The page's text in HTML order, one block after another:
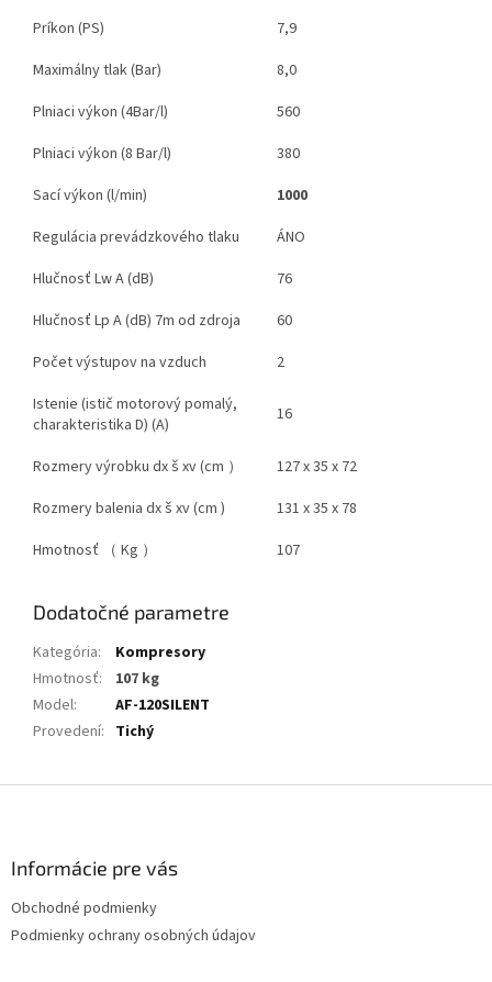
Príkon (PS)
7,9
Maximálny tlak (Bar)
8,0
Plniaci výkon (4Bar/l)
560
Plniaci výkon (8 Bar/l)
380
Sací výkon (l/min)
1000
Regulácia prevádzkového tlaku
ÁNO
Hlučnosť Lw A (dB)
76
Hlučnosť Lp A (dB) 7m od zdroja
60
Počet výstupov na vzduch
2
Istenie (istič motorový pomalý,
charakteristika D) (A)
16
Rozmery výrobku dx š xv (cm ）
127 x 35 x 72
Rozmery balenia dx š xv (cm )
131 x 35 x 78
Hmotnosť （ Kg ）
107
Dodatočné parametre
Kategória:
Kompresory
Hmotnosť:
107 kg
Model:
AF-120SILENT
Provedení: Tichý
Informácie pre vás
Obchodné podmienky
Podmienky ochrany osobných údajov